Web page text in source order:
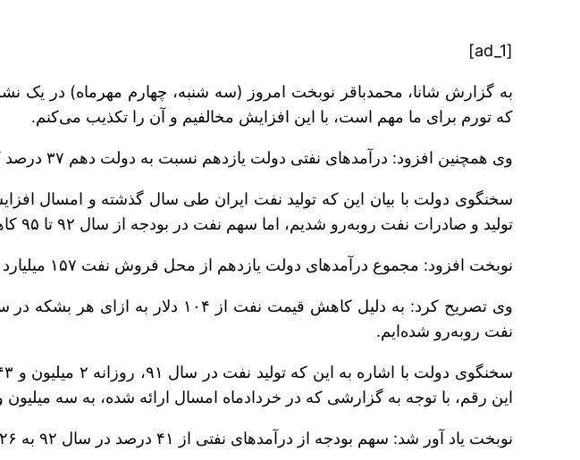
[ad_1]
به گزارش شانا، محمدباقر نوبخت امروز (سه شنبه، چهارم مهرماه) در
که تورم برای ما مهم است، با این افزایش مخالفیم و آن را تکذیب می‌کنم.
وی همچنین افزود: درآمدهای نفتی دولت یازدهم نسبت به دولت دهم ۳۷ درصد کاهش یافته است.
سخنگوی دولت با بیان این که تولید نفت ایران طی سال گذشته و امسال
تولید و صادرات نفت روبه‌رو شدیم، اما سهم نفت در بودجه از سال ۹۲ تا ۹۵ کاهش یافته است.
نوبخت افزود: مجموع درآمدهای دولت یازدهم از محل فروش نفت ۱۵۷ میلیارد دلار بوده است که این رقم نسبت به دولت دهم ۳۷ درصد کاهش نشان می‌دهد.
نفت روبه‌رو شده‌ایم.
این رقم، با توجه به گزارشی که در خردادماه امسال ارائه شده، به سه میلیون و ۹۰۱ هزار بشکه در روز رسیده که این البته این مربوط به تنها یک ماه بوده
نوبخت یاد آور شد: سهم بودجه از درآمدهای نفتی از ۴۱ درصد در سال ۹۲ به ۲۶ درصد در سال ۹۵ کاهش یافته است.